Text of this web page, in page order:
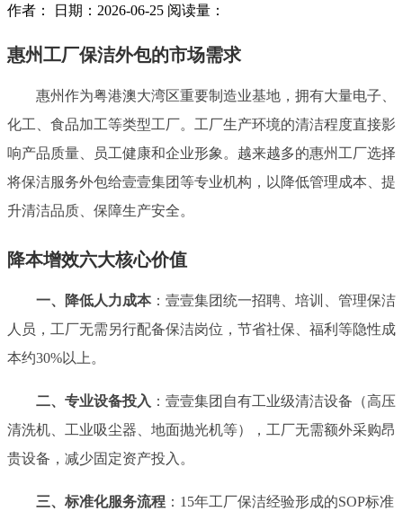
作者： 日期：2026-06-25 阅读量：
惠州工厂保洁外包的市场需求
惠州作为粤港澳大湾区重要制造业基地，拥有大量电子、
化工、食品加工等类型工厂。工厂生产环境的清洁程度直接影
响产品质量、员工健康和企业形象。越来越多的惠州工厂选择
将保洁服务外包给壹壹集团等专业机构，以降低管理成本、提
升清洁品质、保障生产安全。
降本增效六大核心价值
一、降低人力成本：壹壹集团统一招聘、培训、管理保洁
人员，工厂无需另行配备保洁岗位，节省社保、福利等隐性成
本约30%以上。
二、专业设备投入 ：壹壹集团自有工业级清洁设备（高压
清洗机、工业吸尘器、地面抛光机等），工厂无需额外采购昂
贵设备，减少固定资产投入。
三、标准化服务流程 ：15年工厂保洁经验形成的SOP标准